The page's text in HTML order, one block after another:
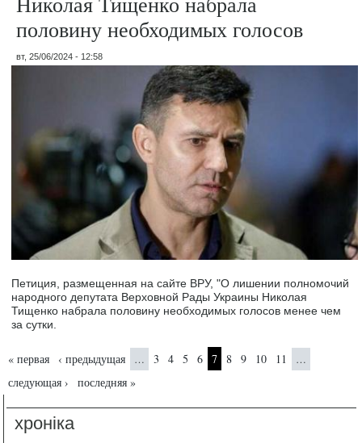
половину необходимых голосов
вт, 25/06/2024 - 12:58
Петиция, размещенная на сайте ВРУ, "О лишении полномочий
народного депутата Верховной Рады Украины Николая
Тищенко набрала половину необходимых голосов менее чем
за сутки.
Страницы
« первая ‹ предыдущая … 3 4 5 6 7 8 9 10 11 …
следующая › последняя »
хроніка